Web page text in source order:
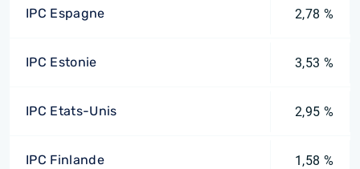
IPC Espagne 2,78 %
IPC Estonie 3,53 %
IPC Etats-Unis 2,95 %
IPC Finlande 1,58 %